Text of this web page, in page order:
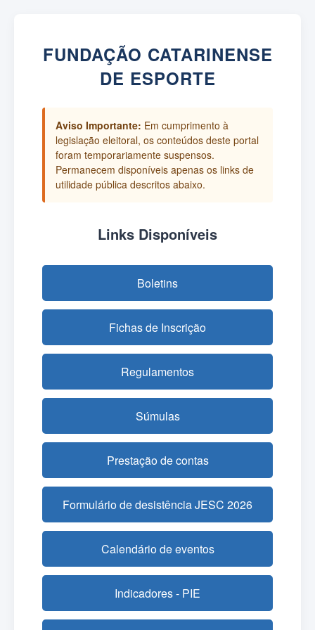
FUNDAÇÃO CATARINENSE
DE ESPORTE
Aviso Importante: Em cumprimento à
legislação eleitoral, os conteúdos deste portal
foram temporariamente suspensos.
Permanecem disponíveis apenas os links de
utilidade pública descritos abaixo.
Links Disponíveis
Boletins
Fichas de Inscrição
Regulamentos
Súmulas
Prestação de contas
Formulário de desistência JESC 2026
Calendário de eventos
Indicadores - PIE